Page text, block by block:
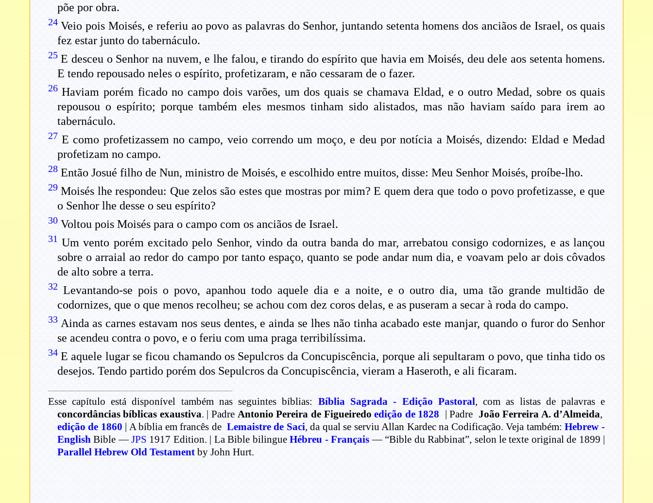
põe por obra.
24 Veio pois Moisés, e referiu ao povo as palavras do Senhor, juntando setenta homens dos anciãos de Israel, os quais
fez estar junto do tabernáculo.
25 E desceu o Senhor na nuvem, e lhe falou, e tirando do espírito que havia em Moisés, deu dele aos setenta homens.
E tendo repousado neles o espírito, profetizaram, e não cessaram de o fazer.
26 Haviam porém ficado no campo dois varões, um dos quais se chamava Eldad, e o outro Medad, sobre os quais
repousou o espírito; porque também eles mesmos tinham sido alistados, mas não haviam saído para irem ao
tabernáculo.
27 E como profetizassem no campo, veio correndo um moço, e deu por notícia a Moisés, dizendo: Eldad e Medad
profetizam no campo.
28 Então Josué filho de Nun, ministro de Moisés, e escolhido entre muitos, disse: Meu Senhor Moisés, proíbe-lho.
29 Moisés lhe respondeu: Que zelos são estes que mostras por mim? E quem dera que todo o povo profetizasse, e que
o Senhor lhe desse o seu espírito?
30 Voltou pois Moisés para o campo com os anciãos de Israel.
31 Um vento porém excitado pelo Senhor, vindo da outra banda do mar, arrebatou consigo codornizes, e as lançou
sobre o arraial ao redor do campo por tanto espaço, quanto se pode andar num dia, e voavam pelo ar dois côvados
de alto sobre a terra.
32 Levantando-se pois o povo, apanhou todo aquele dia e a noite, e o outro dia, uma tão grande multidão de
codornizes, que o que menos recolheu; se achou com dez coros delas, e as puseram a secar à roda do campo.
33 Ainda as carnes estavam nos seus dentes, e ainda se lhes não tinha acabado este manjar, quando o furor do Senhor
se acendeu contra o povo, e o feriu com uma praga terribilíssima.
34 E aquele lugar se ficou chamando os Sepulcros da Concupiscência, porque ali sepultaram o povo, que tinha tido os
desejos. Tendo partido porém dos Sepulcros da Concupiscência, vieram a Haseroth, e ali ficaram.
Esse capítulo está disponível também nas seguintes bíblias: Bíblia Sagrada - Edição Pastoral, com as listas de palavras e
concordâncias bíblicas exaustiva. | Padre Antonio Pereira de Figueiredoedição de 1828 | Padre João Ferreira A. d’Almeida,
edição de 1860 | A bíblia em francês de Lemaistre de Saci, da qual se serviu Allan Kardec na Codificação. Veja também:Hebrew -
English Bible —JPS 1917 Edition. | La Bible bilingueHébreu - Français — “Bible du Rabbinat”, selon le texte original de 1899 |
Parallel Hebrew Old Testament by John Hurt.